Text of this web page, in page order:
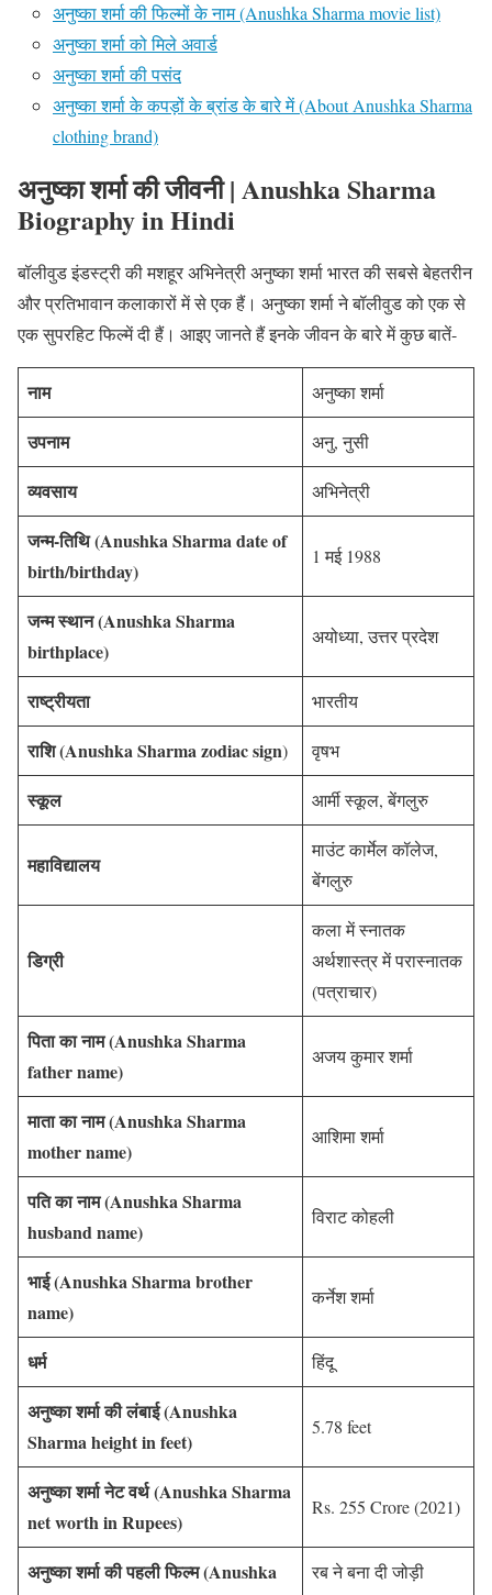
अनुष्का शर्मा की फिल्मों के नाम (Anushka Sharma movie list)
अनुष्का शर्मा को मिले अवार्ड
अनुष्का शर्मा की पसंद
अनुष्का शर्मा के कपड़ों के ब्रांड के बारे में (About Anushka Sharma
clothing brand)
अनुष्का शर्मा की जीवनी| Anushka Sharma
Biographyin Hindi
बॉलीवुड इंडस्ट्री की मशहूर अभिनेत्री अनुष्का शर्मा भारत की सबसे बेहतरीन
और प्रतिभावान कलाकारों में से एक हैं। अनुष्का शर्मा ने बॉलीवुड को एक से
एक सुपरहिट फिल्में दी हैं। आइए जानते हैं इनके जीवन के बारे में कुछ बातें-
नाम अनुष्का शर्मा
उपनाम अनु, नुसी
व्यवसाय अभिनेत्री
जन्म-तिथि(Anushka Sharma date of
birth/birthday)
1 मई 1988
जन्म स्थान (Anushka Sharma
birthplace)
अयोध्या, उत्तर प्रदेश
राष्ट्रीयता भारतीय
राशि (AnushkaSharma zodiac sign) वृषभ
स्कूल आर्मी स्कूल, बेंगलुरु
महाविद्यालय
माउंट कार्मेल कॉलेज,
बेंगलुरु
डिग्री
कला में स्नातक
अर्थशास्त्र में परास्नातक
(पत्राचार)
पिता का नाम (Anushka Sharma
father name)
अजय कुमार शर्मा
माता का नाम (Anushka Sharma
mother name)
आशिमा शर्मा
पति का नाम (Anushka Sharma
husband name)
विराट कोहली
भाई (Anushka Sharma brother
name)
कर्नेश शर्मा
धर्म हिंदू
अनुष्का शर्मा की लंबाई (Anushka
Sharma height in feet)
5.78 feet
अनुष्का शर्मा नेट वर्थ (Anushka Sharma
net worth in Rupees)
Rs. 255 Crore (2021)
अनुष्का शर्मा की पहली फिल्म (Anushka
रब ने बना दी जोड़ी